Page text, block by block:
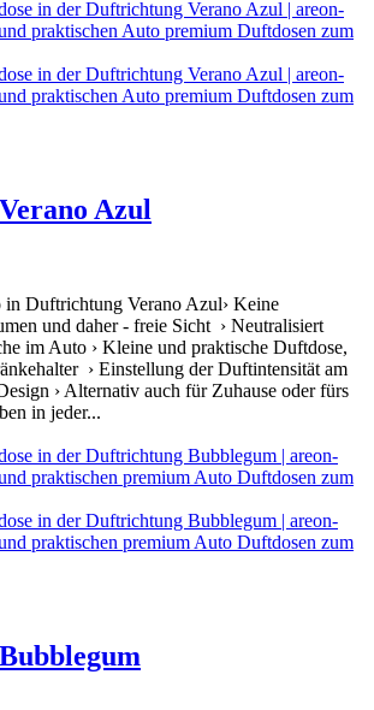
Azul
in Duftrichtung Verano Azul› Keine
und daher - freie Sicht › Neutralisiert
im Auto › Kleine und praktische Duftdose,
› Einstellung der Duftintensität am
› Alternativ auch für Zuhause oder fürs
in jeder...